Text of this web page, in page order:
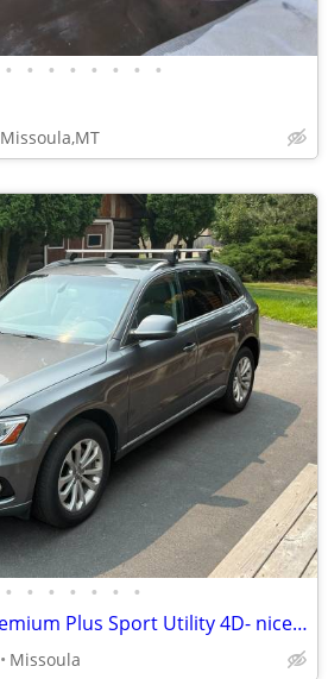
• • • • • • • •
Missoula,MT
• • • • • • •
2013 Audi Q5 2.0T Premium Plus Sport Utility 4D- nicely priced!
Missoula